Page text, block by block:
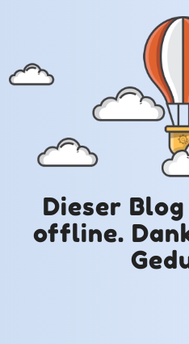
Dieser
offline.